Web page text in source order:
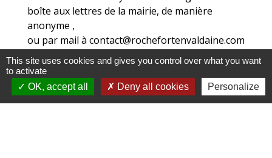
boîte aux lettres de la mairie, de manière
anonyme ,
ou par mail à contact@rochefortenvaldaine.com
Partager votre point de vue
Merci de votre participation.
This site uses cookies and gives you control over what you want
to activate
OK, accept all
Deny all cookies Personalize